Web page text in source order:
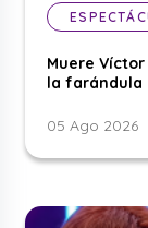
Muere
la farándula
05 Ago 2026